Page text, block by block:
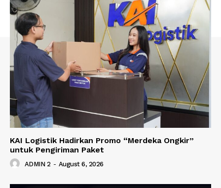
KAI Logistik Hadirkan Promo “Merdeka Ongkir”
untuk Pengiriman Paket
ADMIN 2 - August 6, 2026